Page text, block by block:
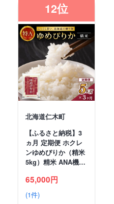
12位
北海道仁木町
【ふるさと納税】3
ヵ月 定期便 ホクレ
ンゆめぴりか（精米
5kg）精米 ANA機…
65,000円
(1件)